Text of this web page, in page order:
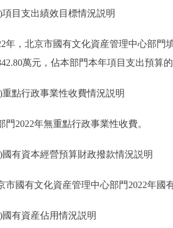
支出績效目標情況説明
，北京市國有文化資産管理中心部門填
萬元，佔本部門本年項目支出預算
行政事業性收費情況説明
2022年無重點行政事業性收費。
資本經營預算財政撥款情況説明
有文化資産管理中心部門2022年國有
資産佔用情況説明